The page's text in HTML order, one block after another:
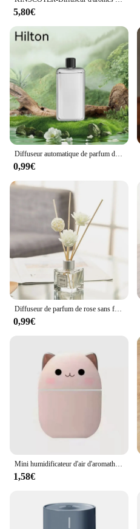
5,80€
Diffuseur automatique de parfum de voiture d'aromathérapie, avec affichage, humidificateur d'huile essentielle, désodorisation de salle de bains, désodorisant au jasmin
0,99€
Diffuseur de parfum de rose sans fleur, parfum frais sans feu, longue durée, aromathérapie, décoration de chambre, maison, ménage
0,99€
Mini humidificateur d'air d'aromathérapie mignon, diffuseur d'huiles essentielles, supporter ficateur d'air pour la maison et la voiture, 250ml
1,58€